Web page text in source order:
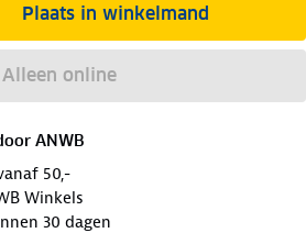
Plaats in winkelmand
Alleen online
ANWB
50,-
Winkels
30 dagen